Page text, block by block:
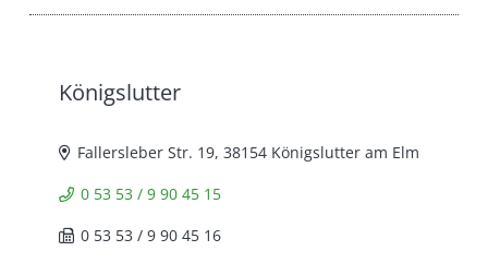
Königslutter
Fallersleber Str. 19, 38154 Königslutter am Elm
0 53 53 / 9 90 45 15
0 53 53 / 9 90 45 16